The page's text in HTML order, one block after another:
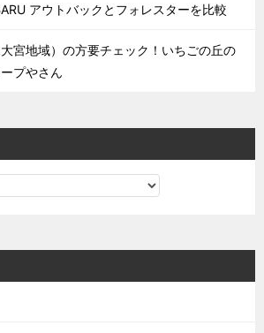
アウトバックとフォレスターを比較
宮地域）の方要チェック！いちごの丘の
プやさん